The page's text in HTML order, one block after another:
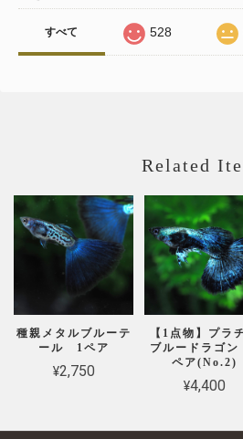
すべて 528
Related
種親メタルブルーテ
ール 1ペア
¥2,750
【1点物】プラ
ブルードラゴ
ペア(No.2)
¥4,400